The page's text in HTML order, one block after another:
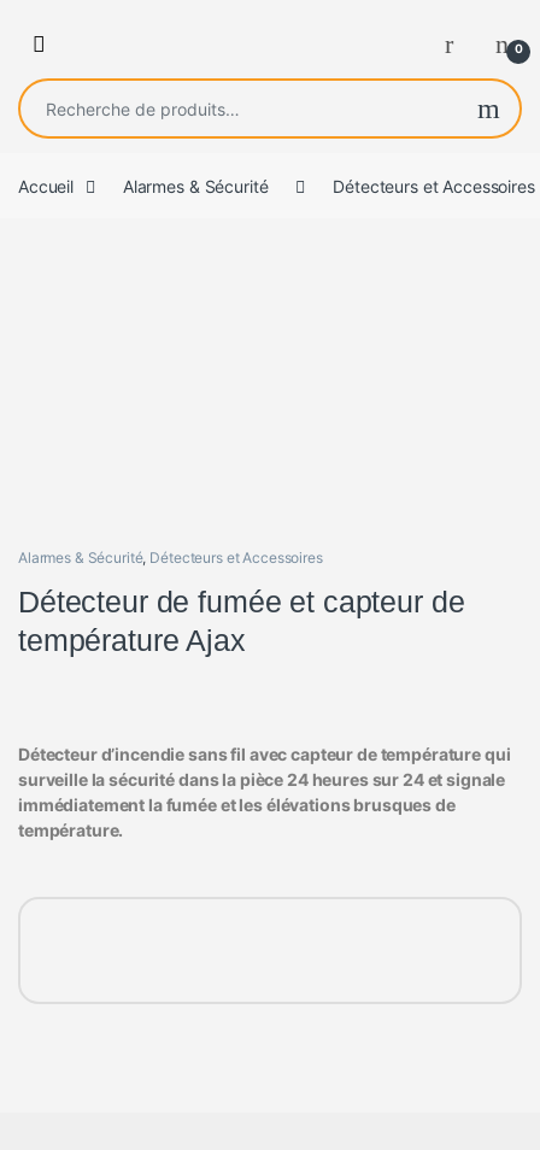
0
Recherche pour :
Accueil Alarmes & Sécurité Détecteurs et Accessoires
Alarmes & Sécurité, Détecteurs et Accessoires
Détecteur de fumée et capteur de
température Ajax
Détecteur d’incendie sans fil avec capteur de température qui
surveille la sécurité dans la pièce 24 heures sur 24 et signale
immédiatement la fumée et les élévations brusques de
température.